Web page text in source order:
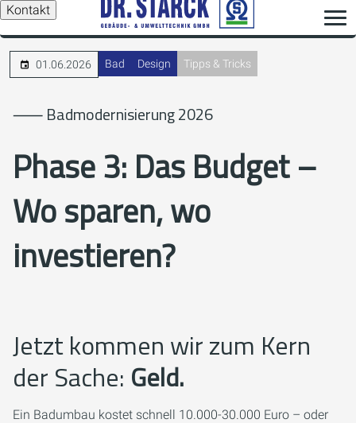
Kontakt
01.06.2026 Bad Design Tipps & Tricks
⸺ Badmodernisierung 2026
Phase 3: Das Budget –
Wo sparen, wo
investieren?
Jetzt kommen wir zum Kern
der Sache: Geld.
Ein Badumbau kostet schnell 10.000-30.000 Euro – oder